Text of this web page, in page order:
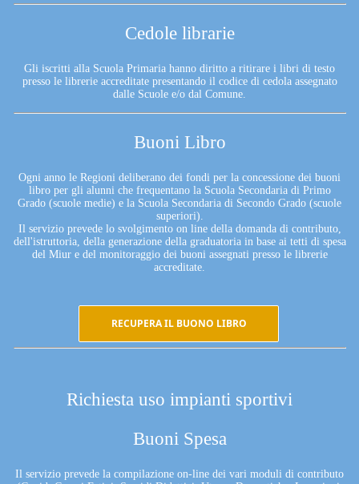
Cedole librarie
Gli iscritti alla Scuola Primaria hanno diritto a ritirare i libri di testo
presso le librerie accreditate presentando il codice di cedola assegnato
dalle Scuole e/o dal Comune.
Buoni Libro
Ogni anno le Regioni deliberano dei fondi per la concessione dei buoni
libro per gli alunni che frequentano la Scuola Secondaria di Primo
Grado (scuole medie) e la Scuola Secondaria di Secondo Grado (scuole
superiori).
Il servizio prevede lo svolgimento on line della domanda di contributo,
dell'istruttoria, della generazione della graduatoria in base ai tetti di spesa
del Miur e del monitoraggio dei buoni assegnati presso le librerie
accreditate.
RECUPERA IL BUONO LIBRO
Richiesta uso impianti sportivi
Buoni Spesa
Il servizio prevede la compilazione on-line dei vari moduli di contributo